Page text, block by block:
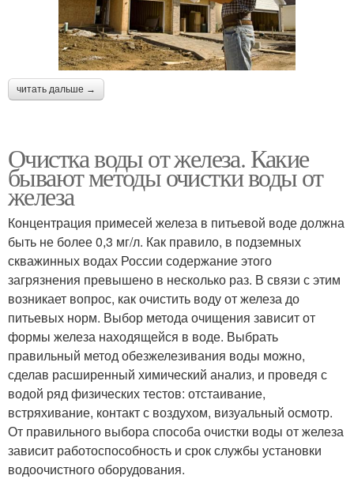
читать дальше →
Очистка воды от железа. Какие
бывают методы очистки воды от
железа
Концентрация примесей железа в питьевой воде должна
быть не более 0,3 мг/л. Как правило, в подземных
скважинных водах России содержание этого
загрязнения превышено в несколько раз. В связи с этим
возникает вопрос, как очистить воду от железа до
питьевых норм. Выбор метода очищения зависит от
формы железа находящейся в воде. Выбрать
правильный метод обезжелезивания воды можно,
сделав расширенный химический анализ, и проведя с
водой ряд физических тестов: отстаивание,
встряхивание, контакт с воздухом, визуальный осмотр.
От правильного выбора способа очистки воды от железа
зависит работоспособность и срок службы установки
водоочистного оборудования.